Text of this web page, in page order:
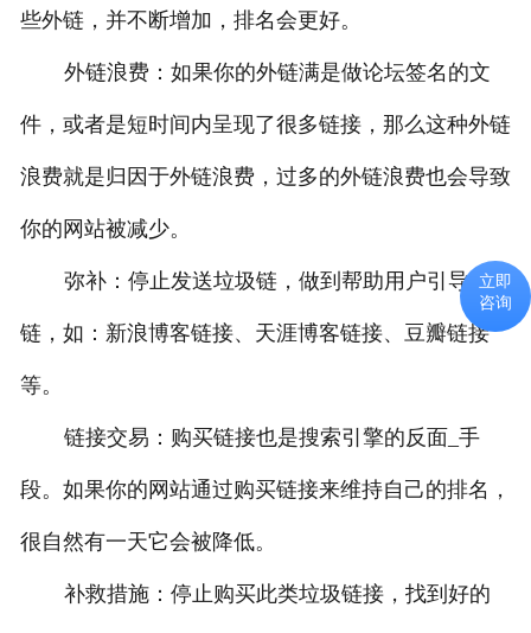
些外链，并不断增加，排名会更好。
外链浪费：如果你的外链满是做论坛签名的文
件，或者是短时间内呈现了很多链接，那么这种外链
浪费就是归因于外链浪费，过多的外链浪费也会导致
你的网站被减少。
弥补：停止发送垃圾链，做到帮助用户引导
链，如：新浪博客链接、天涯博客链接、豆瓣链接
等。
链接交易：购买链接也是搜索引擎的反面_手
段。如果你的网站通过购买链接来维持自己的排名，
很自然有一天它会被降低。
补救措施：停止购买此类垃圾链接，找到好的
立即
咨询